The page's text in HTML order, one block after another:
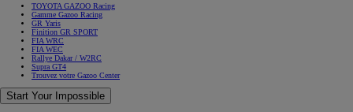
TOYOTA GAZOO Racing
Gamme Gazoo Racing
GR Yaris
Finition GR SPORT
FIA WRC
FIA WEC
Rallye Dakar / W2RC
Supra GT4
Trouvez votre Gazoo Center
Start Your Impossible